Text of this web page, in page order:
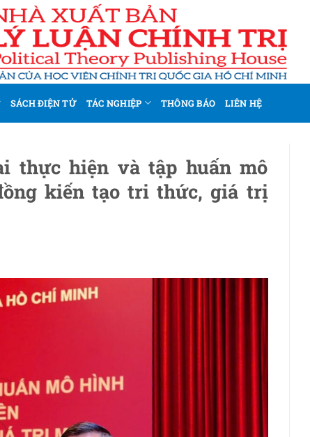
SÁCH ĐIỆN TỬ TÁC NGHIỆP THÔNG BÁO LIÊN HỆ
thực hiện và tập huấn mô
kiến tạo tri thức, giá trị